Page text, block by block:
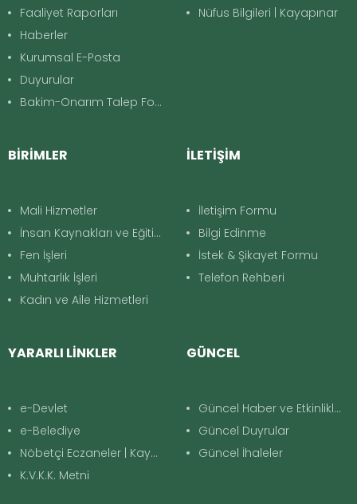
Faaliyet Raporları
Haberler
Kurumsal E-Posta
Duyurular
Bakim-Onarım Talep Formu
Nüfus Bilgileri | Kayapınar
BİRİMLER
Mali Hizmetler
İnsan Kaynakları ve Eğitim
Fen İşleri
Muhtarlık İşleri
Kadın ve Aile Hizmetleri
İLETİŞİM
İletişim Formu
Bilgi Edinme
İstek & Şikayet Formu
Telefon Rehberi
YARARLI LİNKLER
e-Devlet
e-Belediye
Nöbetçi Eczaneler | Kayapınar
K.V.K.K. Metni
GÜNCEL
Güncel Haber ve Etkinlikler
Güncel Duyrular
Güncel İhaleler